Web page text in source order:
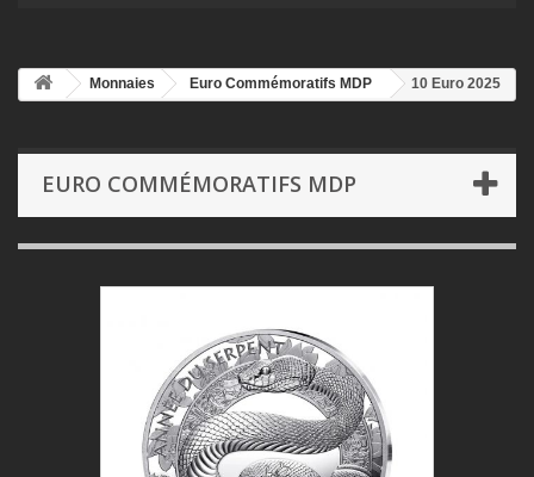
Monnaies Euro Commémoratifs MDP
10 Euro 2025
EURO COMMÉMORATIFS MDP